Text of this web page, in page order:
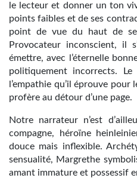
le lecteur et donner un ton
points faibles et de ses
point de vue du haut de
Provocateur inconscient, il
émettre, avec l’éternelle
politiquement incorrects.
l’empathie qu’il éprouve
profère au détour d’une page.
Notre narrateur n’est
compagne, héroïne
douce mais inflexible.
sensualité, Margrethe
amant immature et possessif